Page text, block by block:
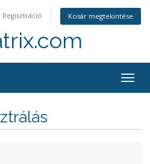
Regisztráció Kosár megtekintése